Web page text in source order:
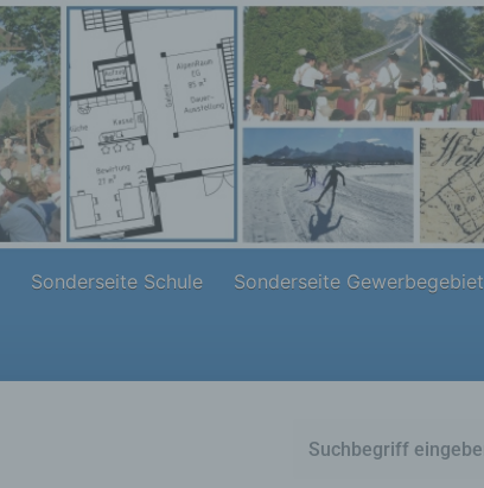
Sonderseite Schule Sonderseite Gewerbegebiet